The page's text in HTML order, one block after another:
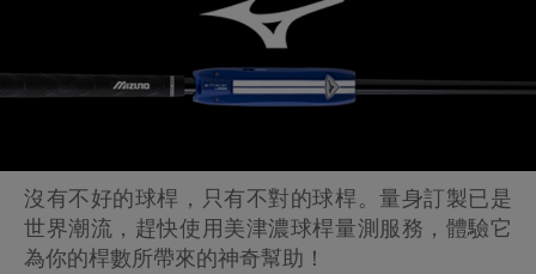
沒有不好的球桿，只有不對的球桿。量身訂製已是
世界潮流，趕快使用美津濃球桿量測服務，體驗它
為你的桿數所帶來的神奇幫助！